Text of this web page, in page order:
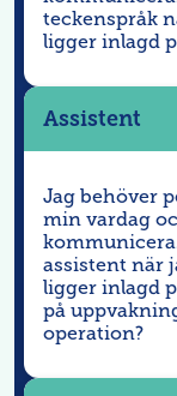
teckenspråk
ligger inlagd
Assistent
Jag behöver
min vardag
assistent när
ligger inlagd
på
operation?